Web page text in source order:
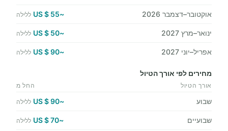
אוקטובר–דצמבר 2026 ~55 $ US ללילה
ינואר–מרץ 2027 ~50 $ US ללילה
אפריל–יוני 2027 ~90 $ US ללילה
מחירים לפי אורך הטיול
אורך הטיול החל מ
שבוע ~90 $ US ללילה
שבועיים ~70 $ US ללילה